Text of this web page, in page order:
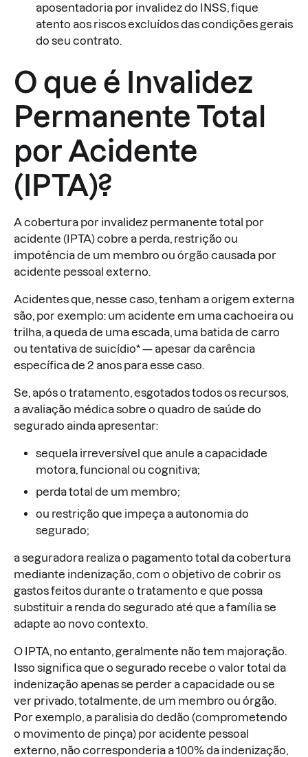
aposentadoria por invalidez do INSS, fique
atento aos riscos excluídos das condições gerais
do seu contrato.
O que é Invalidez
Permanente Total
por Acidente
(IPTA)?
A cobertura por invalidez permanente total por
acidente (IPTA) cobre a perda, restrição ou
impotência de um membro ou órgão causada por
acidente pessoal externo.
Acidentes que, nesse caso, tenham a origem externa
são, por exemplo: um acidente em uma cachoeira ou
trilha, a queda de uma escada, uma batida de carro
ou tentativa de suicídio* — apesar da carência
específica de 2 anos para esse caso.
Se, após o tratamento, esgotados todos os recursos,
a avaliação médica sobre o quadro de saúde do
segurado ainda apresentar:
sequela irreversível que anule a capacidade
motora, funcional ou cognitiva;
perda total de um membro;
ou restrição que impeça a autonomia do
segurado;
a seguradora realiza o pagamento total da cobertura
mediante indenização, com o objetivo de cobrir os
gastos feitos durante o tratamento e que possa
substituir a renda do segurado até que a família se
adapte ao novo contexto.
O IPTA, no entanto, geralmente não tem majoração.
Isso significa que o segurado recebe o valor total da
indenização apenas se perder a capacidade ou se
ver privado, totalmente, de um membro ou órgão.
Por exemplo, a paralisia do dedão (comprometendo
o movimento de pinça) por acidente pessoal
externo, não corresponderia a 100% da indenização,